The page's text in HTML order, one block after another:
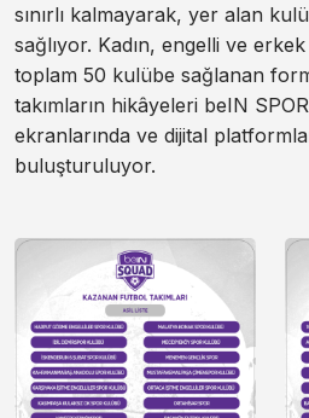
sınırlı kalmayarak, yer alan
sağlıyor. Kadın, engelli ve
toplam 50 kulübe sağlanan
takımların hikâyeleri beIN
ekranlarında ve dijital
buluşturuluyor.